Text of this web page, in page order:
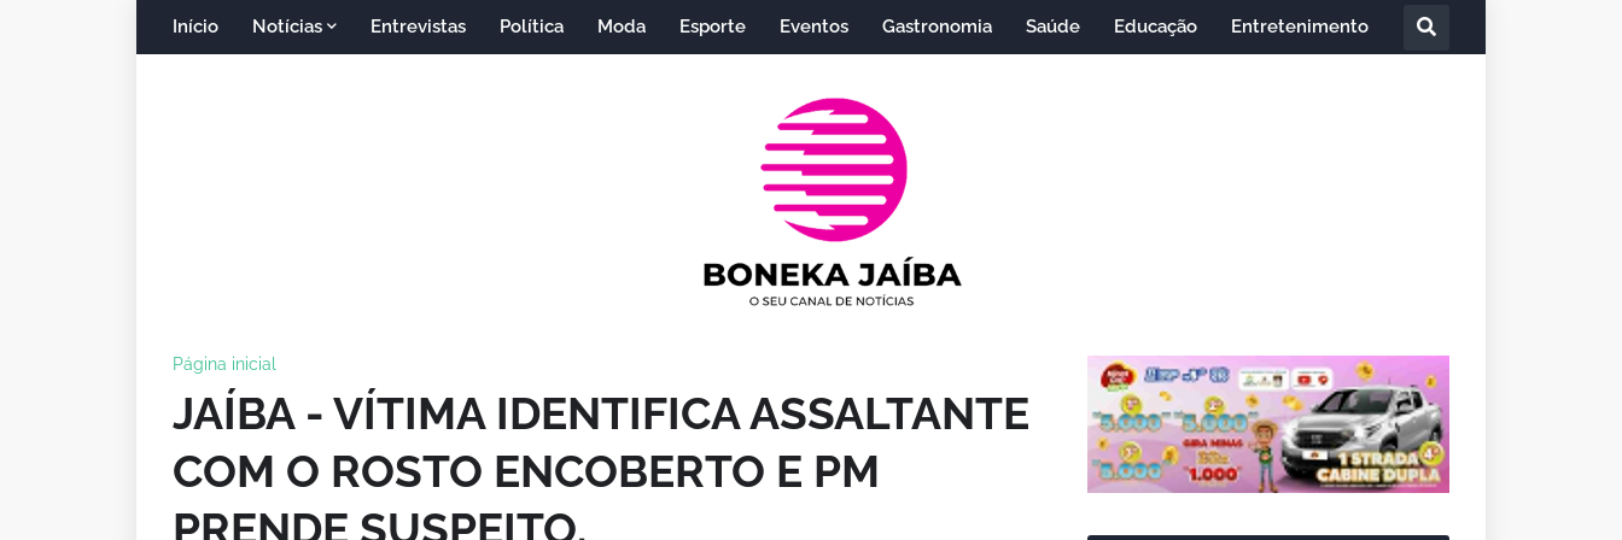
Início Notícias Entrevistas Política Moda Esporte Eventos Gastronomia Saúde Educação Entretenimento
Página inicial
JAÍBA - VÍTIMA IDENTIFICA ASSALTANTE
COM O ROSTO ENCOBERTO E PM
PRENDE SUSPEITO.